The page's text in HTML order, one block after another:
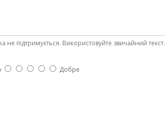
не підтримується. Використовуйте звичайний текст.
Добре